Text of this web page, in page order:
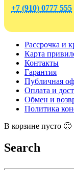
+7 (910) 0777 555
Рассрочка и
Карта
Контакты
Гарантия
Публичная
Оплата и
Обмен и
Политика
В корзине пусто 🙁
Search